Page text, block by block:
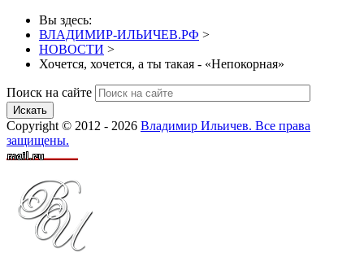
Вы здесь:
ВЛАДИМИР-ИЛЬИЧЕВ.РФ >
НОВОСТИ >
Хочется, хочется, а ты такая - «Непокорная»
Поиск на сайте
Искать
Copyright © 2012 - 2026 Владимир Ильичев. Все права
защищены.